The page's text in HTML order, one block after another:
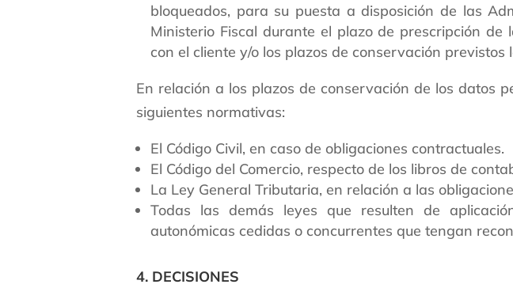
bloqueados, para su puesta a disposición de las
Ministerio Fiscal durante el plazo de prescripción
con el cliente y/o los plazos de conservación previstos
En relación a los plazos de conservación de los datos
siguientes normativas:
El Código Civil, en caso de obligaciones contractuales.
El Código del Comercio, respecto de los libros de
La Ley General Tributaria, en relación a las
Todas las demás leyes que resulten de
autonómicas cedidas o concurrentes que tengan
4. DECISIONES